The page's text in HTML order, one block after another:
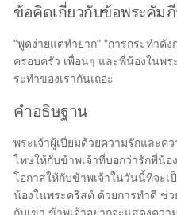
ข้อคิดเกี่ยวกับข้อพระคัม
"พูดง่ายแต่ทำยาก" "การกระทำดั
ครอบครัว เพื่อนๆ และพี่น้องในพ
ระทำของเรากันเถอะ
คำอธิษฐาน
พระเจ้าผู้เปี่ยมด้วยความรักและค
โทษให้กับข้าพเจ้าที่บอกว่ารักพี่น้อ
โอกาสให้กับข้าพเจ้าในวันนี้ที่จะ
น้องในพระคริสต์ ด้วยการทำดี ช่ว